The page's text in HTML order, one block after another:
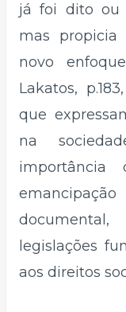
já foi dito ou
mas
novo
Lakatos,
que
na
legislações
aos direitos